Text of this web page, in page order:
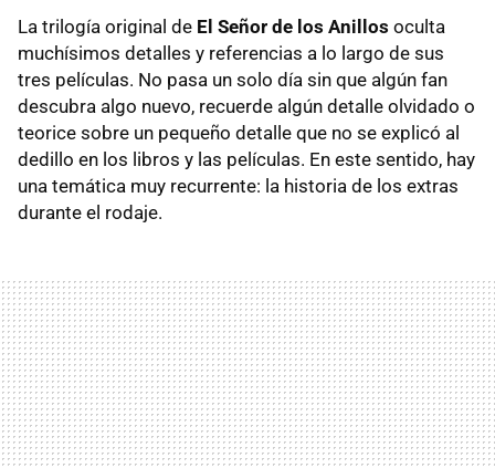
La trilogía original de El Señor de los Anillos oculta
muchísimos detalles y referencias a lo largo de sus
tres películas. No pasa un solo día sin que algún fan
descubra algo nuevo, recuerde algún detalle olvidado o
teorice sobre un pequeño detalle que no se explicó al
dedillo en los libros y las películas. En este sentido, hay
una temática muy recurrente: la historia de los extras
durante el rodaje.